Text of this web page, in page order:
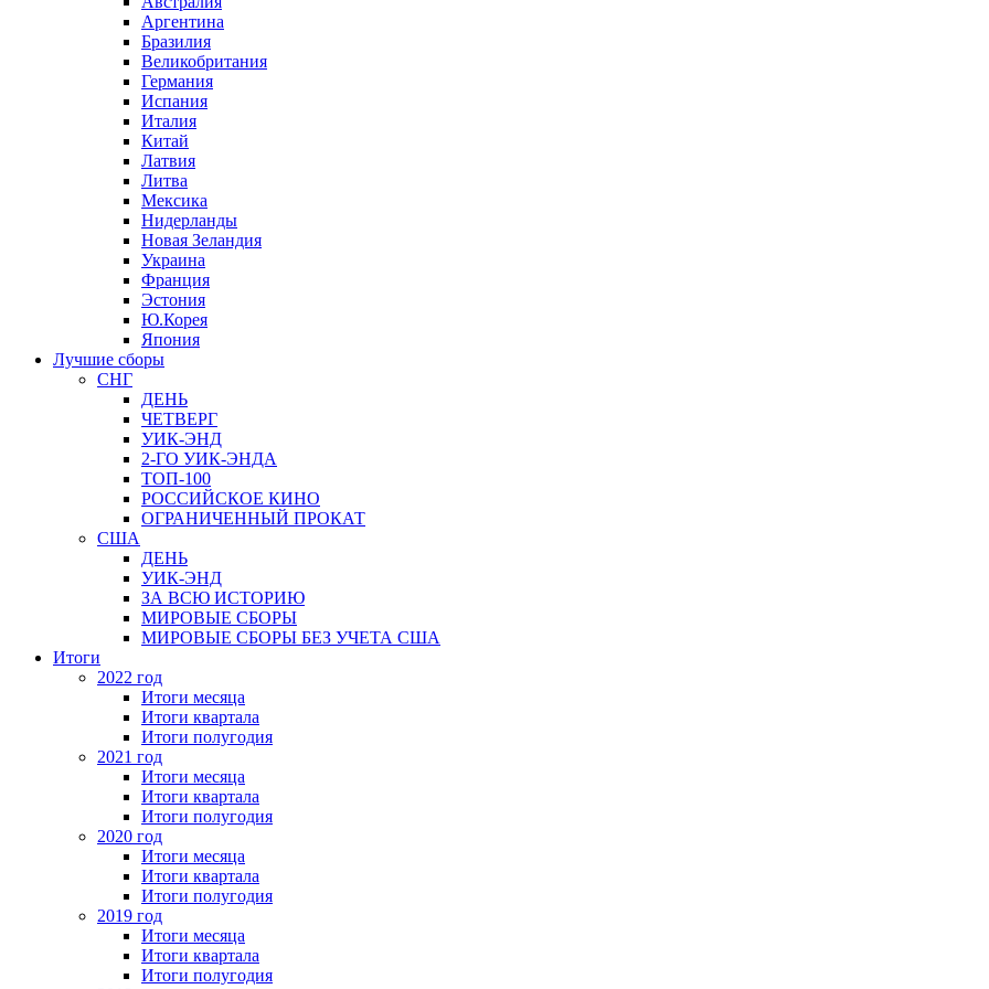
Аргентина
Бразилия
Великобритания
Германия
Испания
Италия
Китай
Латвия
Литва
Мексика
Нидерланды
Новая Зеландия
Украина
Франция
Эстония
Ю.Корея
Япония
Лучшие сборы
СНГ
ДЕНЬ
ЧЕТВЕРГ
УИК-ЭНД
2-ГО УИК-ЭНДА
ТОП-100
РОССИЙСКОЕ КИНО
ОГРАНИЧЕННЫЙ ПРОКАТ
США
ДЕНЬ
УИК-ЭНД
ЗА ВСЮ ИСТОРИЮ
МИРОВЫЕ СБОРЫ
МИРОВЫЕ СБОРЫ БЕЗ УЧЕТА США
Итоги
2022 год
Итоги месяца
Итоги квартала
Итоги полугодия
2021 год
Итоги месяца
Итоги квартала
Итоги полугодия
2020 год
Итоги месяца
Итоги квартала
Итоги полугодия
2019 год
Итоги месяца
Итоги квартала
Итоги полугодия